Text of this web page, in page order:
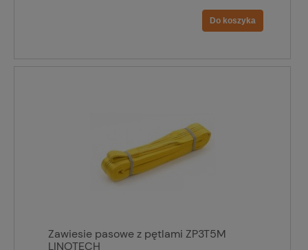
Do koszyka
Zawiesie pasowe z pętlami ZP3T5M
LINOTECH